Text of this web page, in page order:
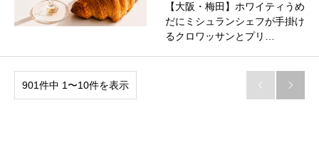
【大阪・梅田】ホワイティうめ
だにミシュランシェフが手掛け
るクロワッサンとプリ…
901件中 1〜10件を表示  